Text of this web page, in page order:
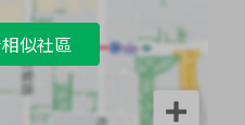
似社區